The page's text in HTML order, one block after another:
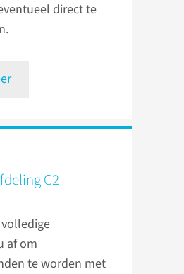
direct te
C2
af om
te worden met